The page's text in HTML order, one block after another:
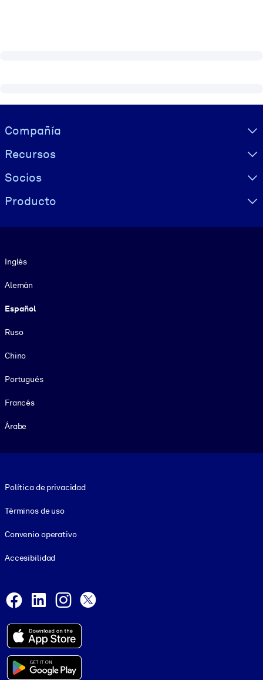
Visually hidden Text
Compañía
Recursos
Socios
Producto
Inglés
Alemán
Español
Ruso
Chino
Portugués
Francés
Árabe
Política de privacidad
Términos de uso
Convenio operativo
Accesibilidad
Facebook
LinkedInInstagram